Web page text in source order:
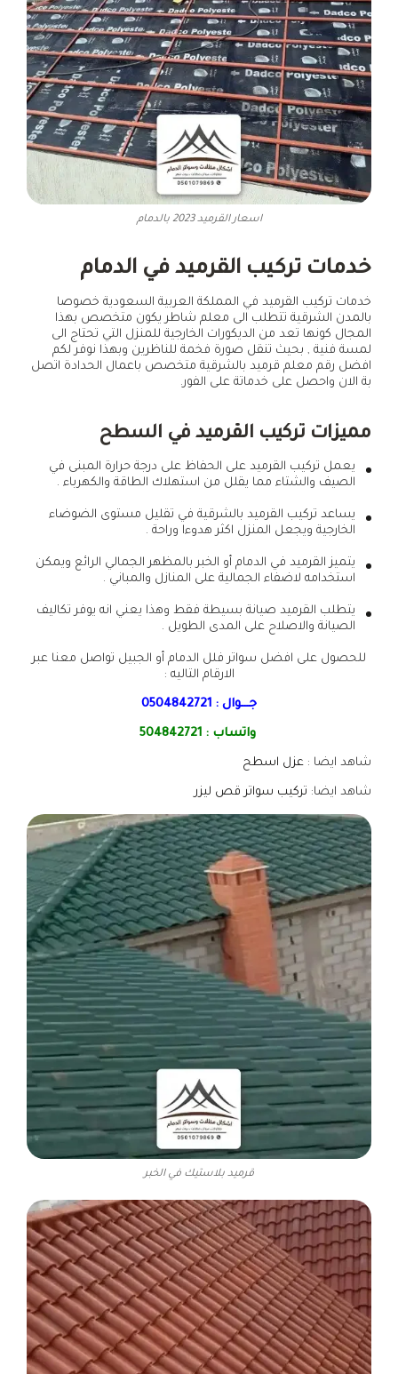
اسعار القرميد 2023 بالدمام
خدمات تركيب القرميد في الدمام
خدمات تركيب القرميد في المملكة العربية السعودية خصوصا
بالمدن الشرقية تتطلب الى معلم شاطر يكون متخصص بهذا
المجال كونها تعد من الديكورات الخارجية للمنزل التي تحتاج الى
لمسة فنية , بحيث تنقل صورة فخمة للناظرين وبهذا نوفر لكم
افضل رقم معلم قرميد بالشرقية متخصص باعمال الحدادة اتصل
بة الان واحصل على خدماتة على الفور.
مميزات تركيب القرميد في السطح
يعمل تركيب القرميد على الحفاظ على درجة حرارة المبنى في
الصيف والشتاء مما يقلل من استهلاك الطاقة والكهرباء .
يساعد تركيب القرميد بالشرقية في تقليل مستوى الضوضاء
الخارجية ويجعل المنزل اكثر هدوءا وراحة .
يتميز القرميد في الدمام أو الخبر بالمظهر الجمالي الرائع ويمكن
استخدامه لاضفاء الجمالية على المنازل والمباني .
يتطلب القرميد صيانة بسيطة فقط وهذا يعني انه يوفر تكاليف
الصيانة والاصلاح على المدى الطويل .
للحصول على افضل سواتر فلل الدمام أو الجبيل تواصل معنا عبر
الارقام التاليه :
جـــوال : 0504842721
واتساب :504842721
شاهد ايضا : عزل اسطح
شاهد ايضا: تركيب سواتر قص ليزر
قرميد بلاستيك في الخبر